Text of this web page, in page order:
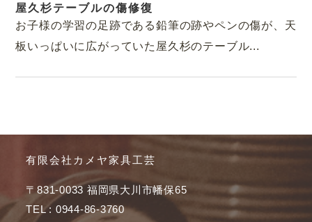
屋久杉テーブルの傷修復
お子様の学習の足跡である鉛筆の跡やペンの傷が、天
板いっぱいに広がっていた屋久杉のテーブル...
有限会社カメヤ家具工芸
〒831-0033 福岡県大川市幡保65
TEL : 0944-86-3760